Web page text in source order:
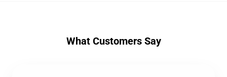
What Customers Say